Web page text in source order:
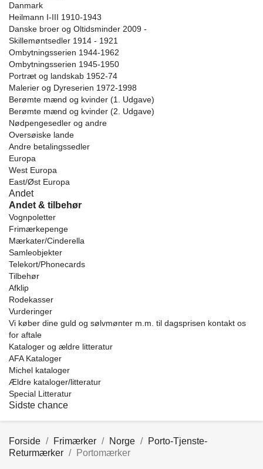
Danmark
Heilmann I-III 1910-1943
Danske broer og Oltidsminder 2009 -
Skillemøntsedler 1914 - 1921
Ombytningsserien 1944-1962
Ombytningsserien 1945-1950
Portræt og landskab 1952-74
Malerier og Dyreserien 1972-1998
Berømte mænd og kvinder (1. Udgave)
Berømte mænd og kvinder (2. Udgave)
Nødpengesedler og andre
Oversøiske lande
Andre betalingssedler
Europa
West Europa
East/Øst Europa
Andet
Andet & tilbehør
Vognpoletter
Frimærkepenge
Mærkater/Cinderella
Samleobjekter
Telekort/Phonecards
Tilbehør
Afklip
Rodekasser
Vurderinger
Vi køber dine guld og sølvmønter m.m. til dagsprisen kontakt os
for aftale
Kataloger og ældre litteratur
AFA Kataloger
Michel kataloger
Ældre kataloger/litteratur
Special Litteratur
Sidste chance
Forside Frimærker Norge
Porto-Tjenste-
Returmærker
Portomærker